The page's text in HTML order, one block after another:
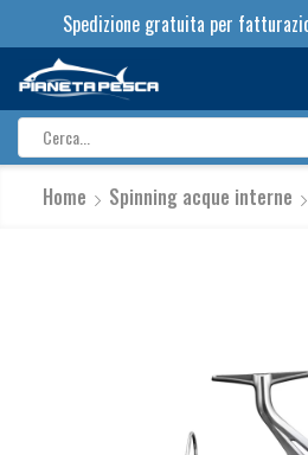
Spedizione gratuita per
input
Home Spinning acque interne